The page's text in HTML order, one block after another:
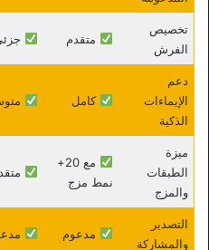
تخصيص
الفرش
متقدم
دعم
الإيماءات
الذكية
كامل
ميزة
الطبقات
والمزج
مع 20+
نمط مزج
التصدير
والمشاركة
مدعوم